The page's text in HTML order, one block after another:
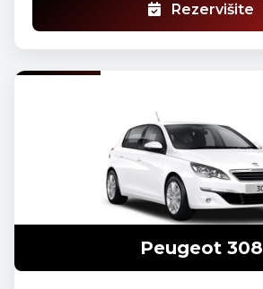
Rezervišite
Peugeot 308